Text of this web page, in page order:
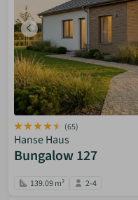
(65)
Hanse Haus
Bungalow 127
139.09 m² 2-4